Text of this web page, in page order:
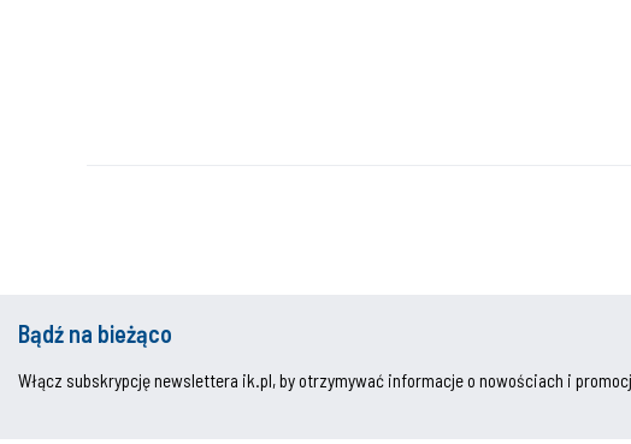
Bądź na bieżąco
Włącz subskrypcję newslettera ik.pl, by otrzymywać informacje o nowościach i